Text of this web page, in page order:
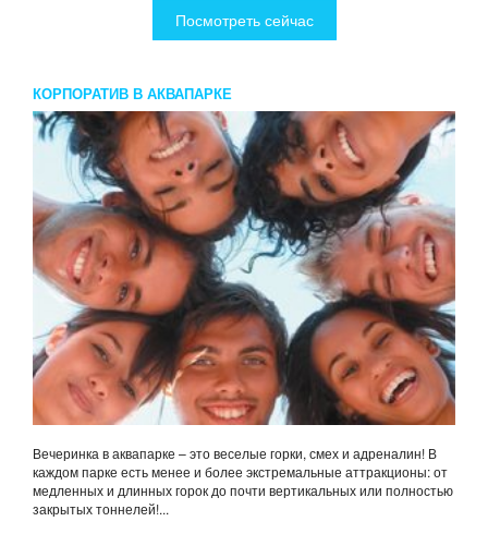
Посмотреть сейчас
КОРПОРАТИВ В АКВАПАРКЕ
Вечеринка в аквапарке – это веселые горки, смех и адреналин! В
каждом парке есть менее и более экстремальные аттракционы: от
медленных и длинных горок до почти вертикальных или полностью
закрытых тоннелей!...